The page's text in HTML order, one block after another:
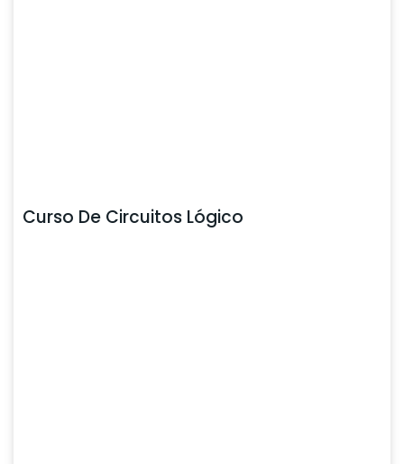
Curso De Circuitos Lógico